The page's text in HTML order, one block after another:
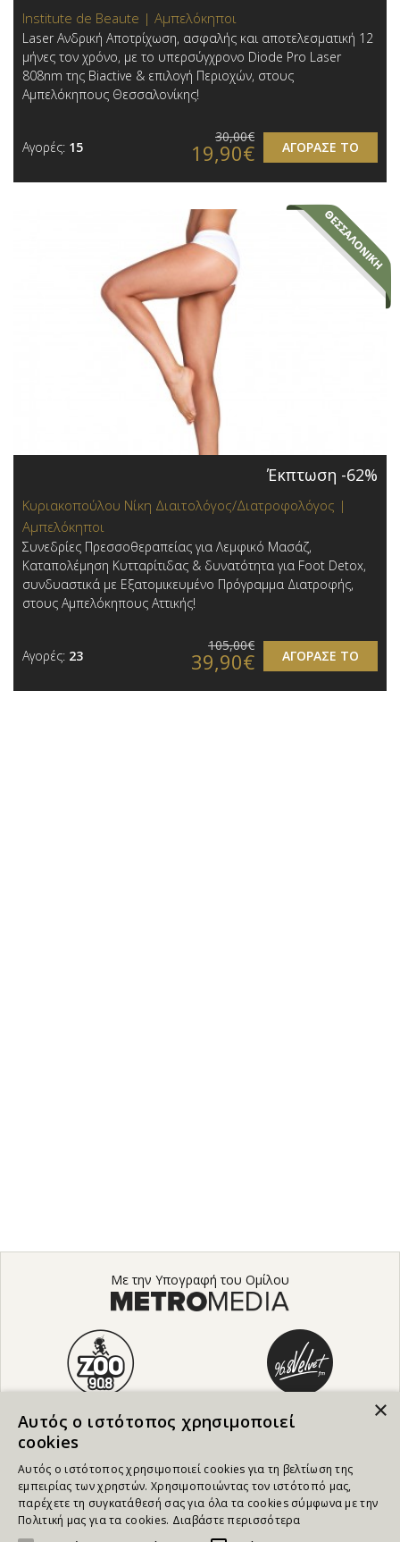
Institute de Beaute | Αμπελόκηποι
Laser Ανδρική Αποτρίχωση, ασφαλής και αποτελεσματική 12
μήνες τον χρόνο, με το υπερσύγχρονο Diode Pro Laser
808nm της Biactive & επιλογή Περιοχών, στους
Αμπελόκηπους Θεσσαλονίκης!
Αγορές: 15 ΑΓΟΡΑΣΕ ΤΟ
30,00€
19,90€
Έκπτωση -62%
Κυριακοπούλου Νίκη Διαιτολόγος/Διατροφολόγος |
Αμπελόκηποι
Συνεδρίες Πρεσσοθεραπείας για Λεμφικό Μασάζ,
Καταπολέμηση Κυτταρίτιδας & δυνατότητα για Foot Detox,
συνδυαστικά με Εξατομικευμένο Πρόγραμμα Διατροφής,
στους Αμπελόκηπους Αττικής!
Αγορές: 23 ΑΓΟΡΑΣΕ ΤΟ
105,00€
39,90€
Με την Υπογραφή του Ομίλου
×
Αυτός ο ιστότοπος χρησιμοποιεί
cookies
Αυτός ο ιστότοπος χρησιμοποιεί cookies για τη βελτίωση της
εμπειρίας των χρηστών. Χρησιμοποιώντας τον ιστότοπό μας,
παρέχετε τη συγκατάθεσή σας για όλα τα cookies σύμφωνα με την
Πολιτική μας για τα cookies. Διαβάστε περισσότερα